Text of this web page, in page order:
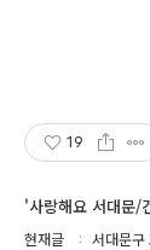
19
'사랑해요 서대문/
현재글 서대문